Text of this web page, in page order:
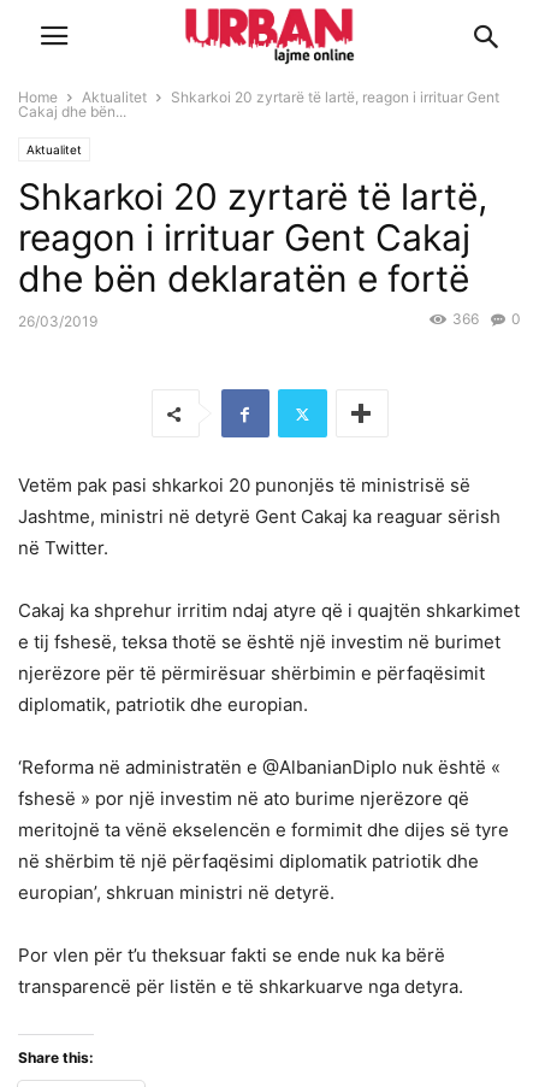
Home Aktualitet
Shkarkoi 20 zyrtarë të lartë, reagon i irrituar Gent
Cakaj dhe bën...
Aktualitet
Shkarkoi 20 zyrtarë të lartë,
reagon i irrituar Gent Cakaj
dhe bën deklaratën e fortë
26/03/2019 0
366
Vetëm pak pasi shkarkoi 20 punonjës të ministrisë së
Jashtme, ministri në detyrë Gent Cakaj ka reaguar sërish
në Twitter.
Cakaj ka shprehur irritim ndaj atyre që i quajtën shkarkimet
e tij fshesë, teksa thotë se është një investim në burimet
njerëzore për të përmirësuar shërbimin e përfaqësimit
diplomatik, patriotik dhe europian.
‘Reforma në administratën e @AlbanianDiplo nuk është «
fshesë » por një investim në ato burime njerëzore që
meritojnë ta vënë ekselencën e formimit dhe dijes së tyre
në shërbim të një përfaqësimi diplomatik patriotik dhe
europian’, shkruan ministri në detyrë.
Por vlen për t’u theksuar fakti se ende nuk ka bërë
transparencë për listën e të shkarkuarve nga detyra.
Share this: